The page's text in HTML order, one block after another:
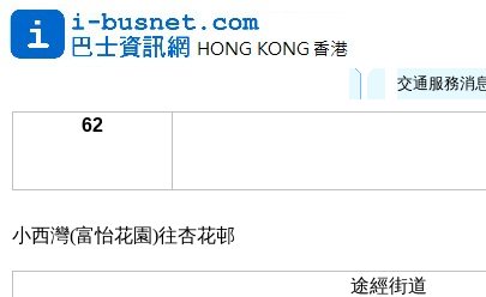
交通服務消
62
小西灣(富怡花園)往杏花邨
途經街道